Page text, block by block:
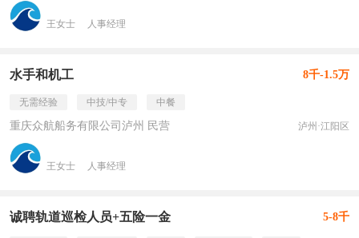
王女士 人事经理
水手和机工 8千-1.5万
无需经验 中技/中专 中餐
重庆众航船务有限公司泸州 民营 泸州·江阳区
王女士 人事经理
诚聘轨道巡检人员+五险一金 5-8千